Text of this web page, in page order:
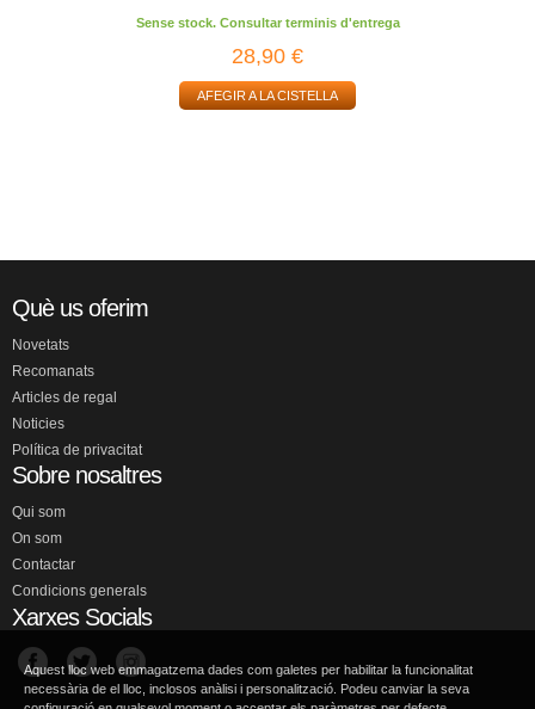
Sense stock. Consultar terminis d'entrega
28,90 €
AFEGIR A LA CISTELLA
Què us oferim
Novetats
Recomanats
Articles de regal
Noticies
Política de privacitat
Sobre nosaltres
Qui som
On som
Contactar
Condicions generals
Xarxes Socials
Aquest lloc web emmagatzema dades com galetes per habilitar la funcionalitat
necessària de el lloc, inclosos anàlisi i personalització. Podeu canviar la seva